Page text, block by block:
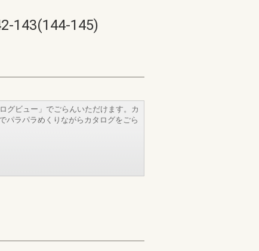
143(144-145)
グビュー」でごらんいただけます。カ
パラパラめくりながらカタログをごら